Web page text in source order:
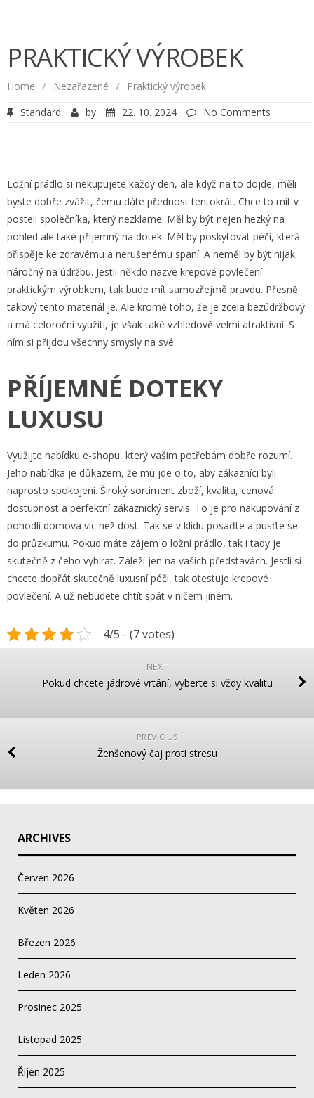
PRAKTICKÝ VÝROBEK
Home / Nezařazené /
Praktický výrobek
Standard
by 22. 10. 2024 No Comments
Ložní prádlo si nekupujete každý den, ale když na to dojde, měli
byste dobře zvážit, čemu dáte přednost tentokrát. Chce to mít v
posteli společníka, který nezklame. Měl by být nejen hezký na
pohled ale také příjemný na dotek. Měl by poskytovat péči, která
přispěje ke zdravému a nerušenému spaní. A neměl by být nijak
náročný na údržbu. Jestli někdo nazve krepové povlečení
praktickým výrobkem, tak bude mít samozřejmě pravdu. Přesně
takový tento materiál je. Ale kromě toho, že je zcela bezúdržbový
a má celoroční využití, je však také vzhledově velmi atraktivní. S
ním si přijdou všechny smysly na své.
PŘÍJEMNÉ DOTEKY
LUXUSU
Využijte nabídku e-shopu, který vašim potřebám dobře rozumí.
Jeho nabídka je důkazem, že mu jde o to, aby zákazníci byli
naprosto spokojeni. Široký sortiment zboží, kvalita, cenová
dostupnost a perfektní zákaznický servis. To je pro nakupování z
pohodlí domova víc než dost. Tak se v klidu posaďte a pusťte se
do průzkumu. Pokud máte zájem o ložní prádlo, tak i tady je
skutečně z čeho vybírat. Záleží jen na vašich představách. Jestli si
chcete dopřát skutečně luxusní péči, tak otestuje krepové
povlečení. A už nebudete chtít spát v ničem jiném.
4/5 - (7 votes)
NEXT
Pokud chcete jádrové vrtání, vyberte si vždy kvalitu
PREVIOUS
Ženšenový čaj proti stresu
ARCHIVES
Červen 2026
Květen 2026
Březen 2026
Leden 2026
Prosinec 2025
Listopad 2025
Říjen 2025